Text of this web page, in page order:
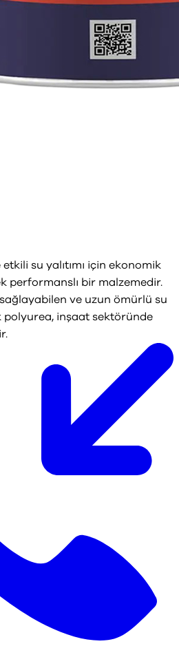
etkili su yalıtımı için ekonomik
performanslı bir malzemedir.
ve uzun ömürlü su
polyurea, inşaat sektöründe